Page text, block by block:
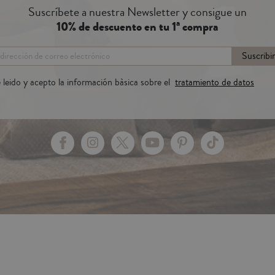
Suscríbete a nuestra Newsletter y consigue un
10% de descuento en tu 1ª compra
y acepto la información bàsica sobre el tratamiento de datos